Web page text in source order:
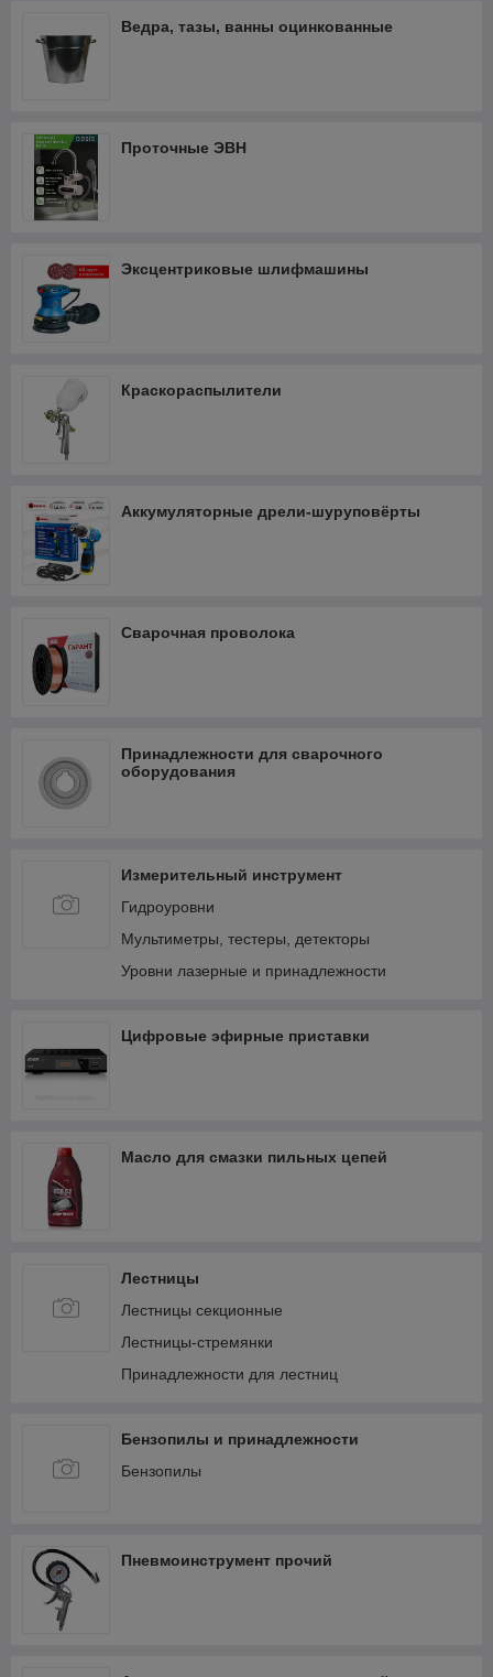
Ведра, тазы, ванны оцинкованные
Проточные ЭВН
Эксцентриковые шлифмашины
Краскораспылители
Аккумуляторные дрели-шуруповёрты
Сварочная проволока
Принадлежности для сварочного
оборудования
Измерительный инструмент
Гидроуровни
Мультиметры, тестеры, детекторы
Уровни лазерные и принадлежности
Цифровые эфирные приставки
Масло для смазки пильных цепей
Лестницы
Лестницы секционные
Лестницы-стремянки
Принадлежности для лестниц
Бензопилы и принадлежности
Бензопилы
Пневмоинструмент прочий